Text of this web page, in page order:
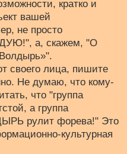
кратко и
вашей
не просто
а, скажем, "О
своего лица, пишите
Не думаю, что кому-
что "группа
а группа
рулит форева!" Это
культурная